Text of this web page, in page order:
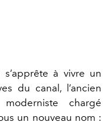
s’apprête à vivre un
du canal, l’ancien
chargé
un nouveau nom :